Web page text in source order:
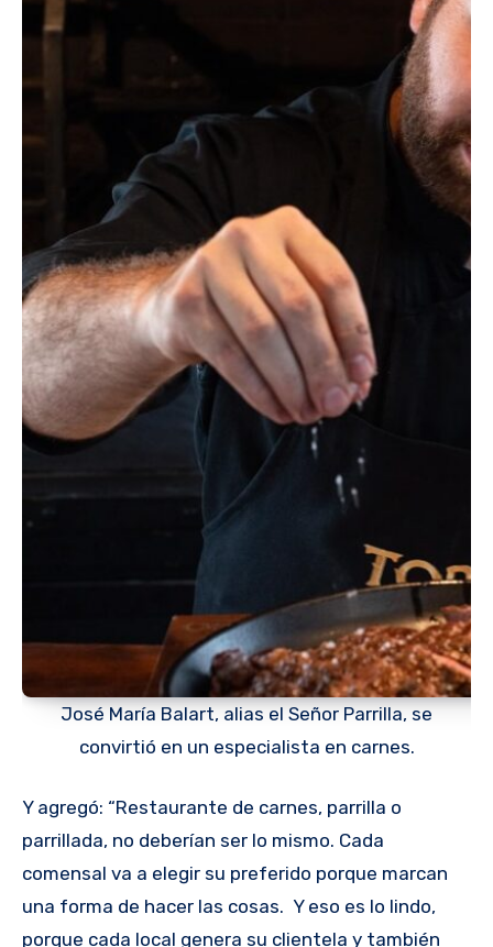
José María Balart, alias el Señor Parrilla, se
convirtió en un especialista en carnes.
Y agregó: “Restaurante de carnes, parrilla o
parrillada, no deberían ser lo mismo. Cada
comensal va a elegir su preferido porque marcan
una forma de hacer las cosas. Y eso es lo lindo,
porque cada local genera su clientela y también